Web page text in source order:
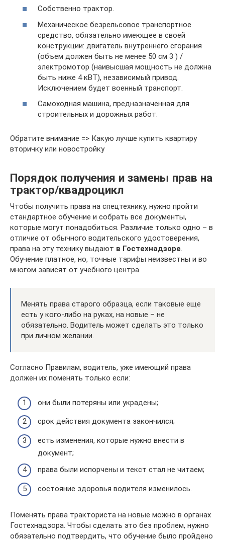
Собственно трактор.
Механическое безрельсовое транспортное
средство, обязательно имеющее в своей
конструкции: двигатель внутреннего сгорания
(объем должен быть не менее 50 см 3 ) /
электромотор (наивысшая мощность не должна
быть ниже 4 кВТ), независимый привод.
Исключением будет военный транспорт.
Самоходная машина, предназначенная для
строительных и дорожных работ.
Обратите внимание => Какую лучше купить квартиру
вторичку или новостройку
Порядок получения и замены прав на
трактор/квадроцикл
Чтобы получить права на спецтехнику, нужно пройти
стандартное обучение и собрать все документы,
которые могут понадобиться. Различие только одно – в
отличие от обычного водительского удостоверения,
права на эту технику выдают в Гостехнадзоре.
Обучение платное, но, точные тарифы неизвестны и во
многом зависят от учебного центра.
Менять права старого образца, если таковые еще
есть у кого-либо на руках, на новые – не
обязательно. Водитель может сделать это только
при личном желании.
Согласно Правилам, водитель, уже имеющий права
должен их поменять только если:
они были потеряны или украдены;
срок действия документа закончился;
есть изменения, которые нужно внести в
документ;
права были испорчены и текст стал не читаем;
состояние здоровья водителя изменилось.
Поменять права тракториста на новые можно в органах
Гостехнадзора. Чтобы сделать это без проблем, нужно
обязательно подтвердить, что обучение было пройдено